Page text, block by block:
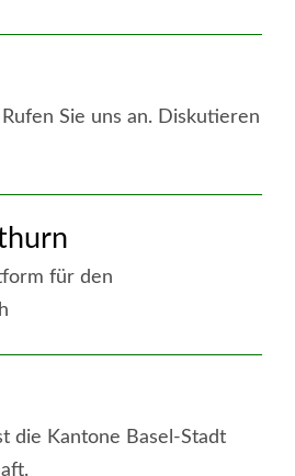
Sie uns an. Diskutieren
für den
die Kantone Basel-Stadt